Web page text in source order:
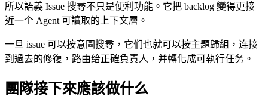
所以語義 Issue 搜尋不只是便利功能。它把 backlog 變得更接
近一个 Agent 可讀取的上下文層。
一旦 issue 可以按意圖搜尋，它们也就可以按主題歸組，连接
到過去的修復，路由给正確負責人，并轉化成可執行任务。
團隊接下來應該做什么